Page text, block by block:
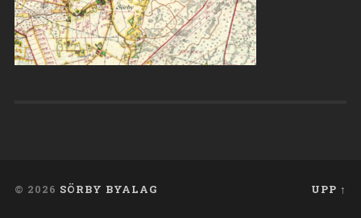
© 2026 SÖRBY BYALAG UPP ↑